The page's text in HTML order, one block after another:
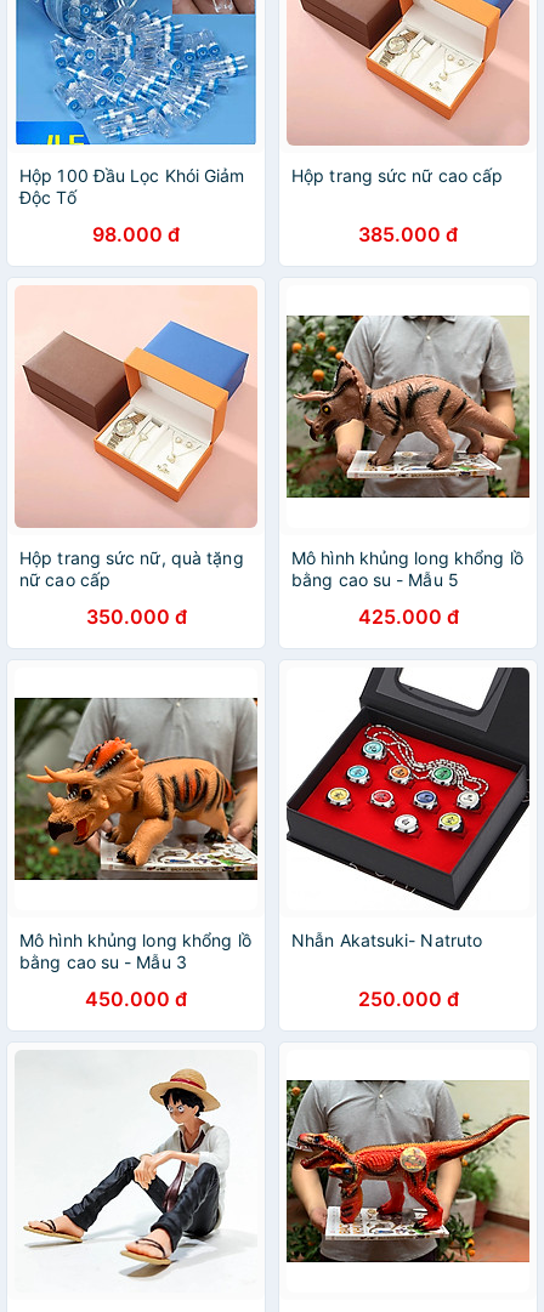
Hộp 100 Đầu Lọc Khói Giảm
Độc Tố
98.000 đ
Hộp trang sức nữ cao cấp
385.000 đ
Hộp trang sức nữ, quà tặng
nữ cao cấp
350.000 đ
Mô hình khủng long khổng lồ
bằng cao su - Mẫu 5
425.000 đ
Mô hình khủng long khổng lồ
bằng cao su - Mẫu 3
450.000 đ
Nhẫn Akatsuki- Natruto
250.000 đ